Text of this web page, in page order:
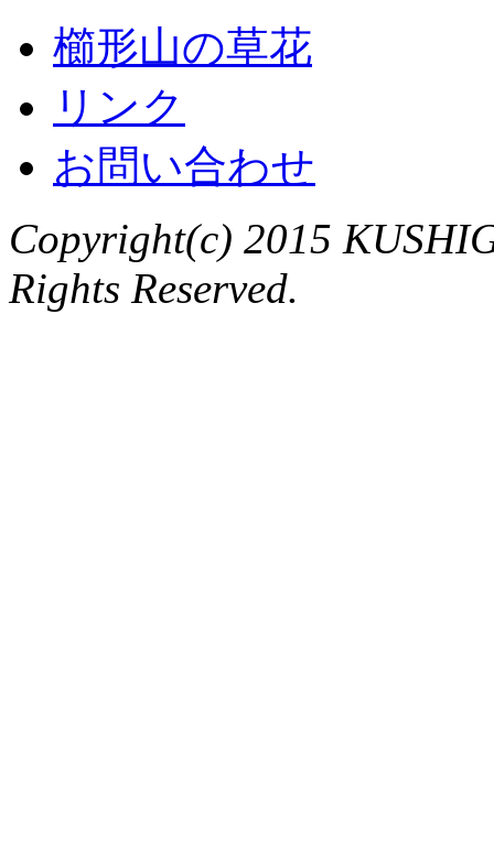
櫛形山の草花
リンク
お問い合わせ
Copyright(c) 2015
Rights Reserved.